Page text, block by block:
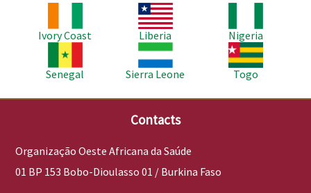
Ivory Coast
Imagem
Liberia
Nigeria
Imagem
Senegal
Imagem
Sierra Leone
Imagem
Togo
Contacts
Organização Oeste Africana da Saúde
01 BP 153 Bobo-Dioulasso 01 / Burkina Faso